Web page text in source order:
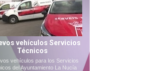
vehículos Servicios
Técnicos
vehículos para los Servicios
del Ayuntamiento La Nucía